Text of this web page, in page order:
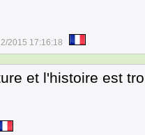
2015 17:16:18
et l'histoire est